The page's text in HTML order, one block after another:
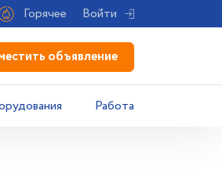
Горячее Войти
объявление
Работа